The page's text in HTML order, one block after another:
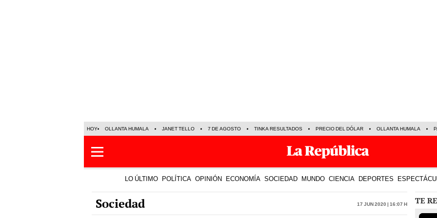
HOY OLLANTA HUMALA JANET TELLO 7 DE AGOSTO TINKA RESULTADOS PRECIO DEL DÓLAR OLLANTA HUMALA
LO ÚLTIMO POLÍTICA OPINIÓN ECONOMÍA SOCIEDAD MUNDO CIENCIA DEPORTES
Sociedad 17 Jun 2020 | 16:07 h TE